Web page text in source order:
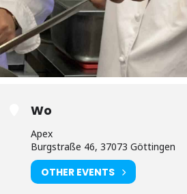
Wo
Apex
Burgstraße 46, 37073 Göttingen
OTHER EVENTS